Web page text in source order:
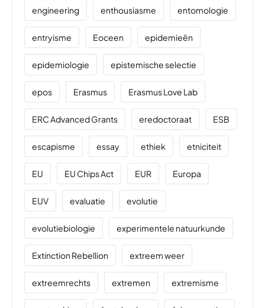
engineering enthousiasme entomologie
entryisme Eoceen epidemieën
epidemiologie epistemische selectie
epos Erasmus Erasmus Love Lab
ERC Advanced Grants eredoctoraat ESB
escapisme essay ethiek etniciteit
EU EU Chips Act EUR Europa
EUV evaluatie evolutie
evolutiebiologie experimentele natuurkunde
Extinction Rebellion extreem weer
extreemrechts extremen extremisme